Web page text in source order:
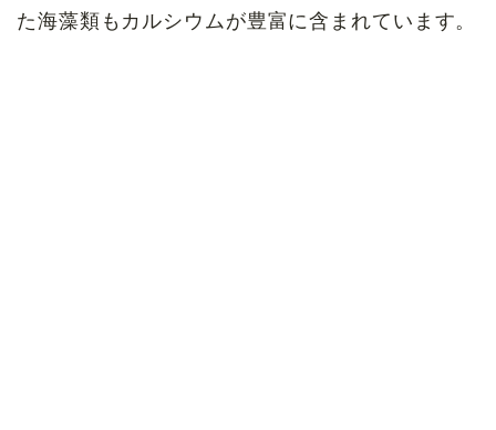
た海藻類もカルシウムが豊富に含まれています。